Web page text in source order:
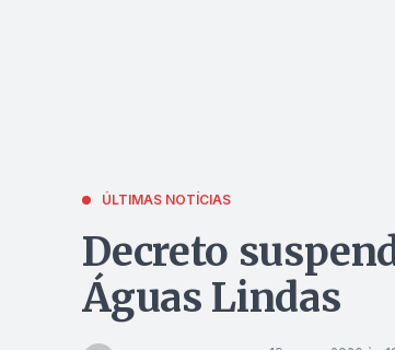
ÚLTIMAS NOTÍCIAS
Decreto
Águas Lindas